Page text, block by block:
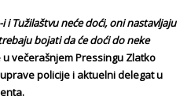
i Tužilaštvu neće doći, oni nastavljaju
bojati da će doći do neke
večerašnjem Pressingu Zlatko
policije i aktuelni delegat u